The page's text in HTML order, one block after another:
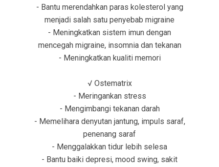
- Bantu merendahkan paras kolesterol yang
menjadi salah satu penyebab migraine
- Meningkatkan sistem imun dengan
mencegah migraine, insomnia dan tekanan
- Meningkatkan kualiti memori
√ Ostematrix
- Meringankan stress
- Mengimbangi tekanan darah
- Memelihara denyutan jantung, impuls saraf,
penenang saraf
- Menggalakkan tidur lebih selesa
- Bantu baiki depresi, mood swing, sakit